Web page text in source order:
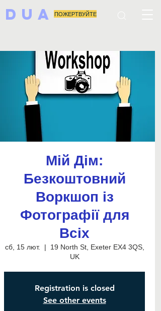
DUAПОЖЕРТВУЙТЕ
Мій Дім:
Безкоштовний
Воркшоп із
Фотографії для
Всіх
сб, 15 лют.
  |
19 North St, Exeter EX4 3QS,
UK
Registration is closed
See other events